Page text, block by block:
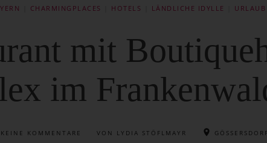
CHARMINGPLACES HOTELS LÄNDLICHE IDYLLE
mit
im
KEINE KOMMENTARE VON LYDIA STÖFLMAYR GÖSSERSDORF